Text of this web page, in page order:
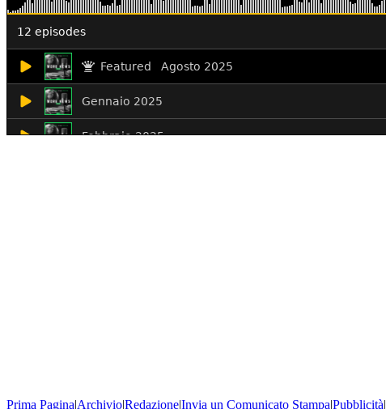
Prima Pagina|Archivio|Redazione|Invia un Comunicato Stampa|Pubblicità|